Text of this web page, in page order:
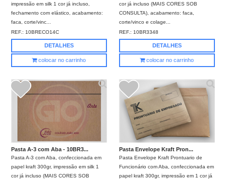
impressão em silk 1 cor já incluso,
fechamento com elástico, acabamento:
faca, corte/vinc...
REF.: 10BRECO14C
DETALHES
colocar no carrinho
cor já incluso (MAIS CORES SOB
CONSULTA), acabamento: faca,
corte/vinco e colage...
REF.: 10BR3348
DETALHES
colocar no carrinho
Pasta A-3 com Aba - 10BR3...
Pasta A-3 com Aba, confeccionada em
papel kraft 300gr, impressão em silk 1
cor já incluso (MAIS CORES SOB
Pasta Envelope Kraft Pron...
Pasta Envelope Kraft Prontuario de
Funcionário com Aba, confeccionada em
papel kraft 300gr, impressão em 1 cor já